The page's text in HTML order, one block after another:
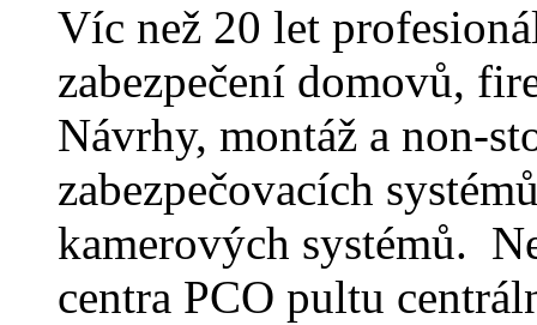
Víc než 20 let
zabezpečení domovů,
Návrhy, montáž a non-
zabezpečovacích
kamerových systémů.
centra PCO pultu